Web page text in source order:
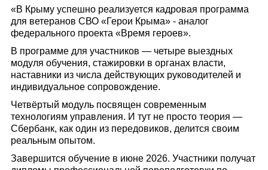
«В Крыму успешно реализуется кадровая программа
для ветеранов СВО «Герои Крыма» - аналог
федерального проекта «Время героев».
В программе для участников — четыре выездных
модуля обучения, стажировки в органах власти,
наставники из числа действующих руководителей и
индивидуальное сопровождение.
Четвёртый модуль посвящен современным
технологиям управления. И тут не просто теория —
Сбербанк, как один из передовиков, делится своим
реальным опытом.
Завершится обучение в июне 2026. Участники получат